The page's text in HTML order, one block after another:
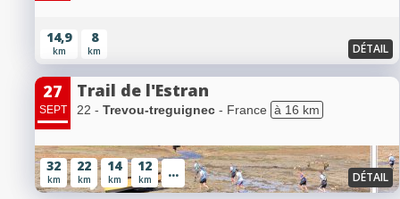
14,9
km
8
km DÉTAIL
27
SEPT
Trail de l'Estran
22 - Trevou-treguignec - France à 16 km
32
km
22
km
14
km
12
km ... DÉTAIL